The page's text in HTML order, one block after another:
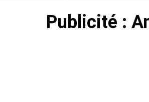
Publicité :